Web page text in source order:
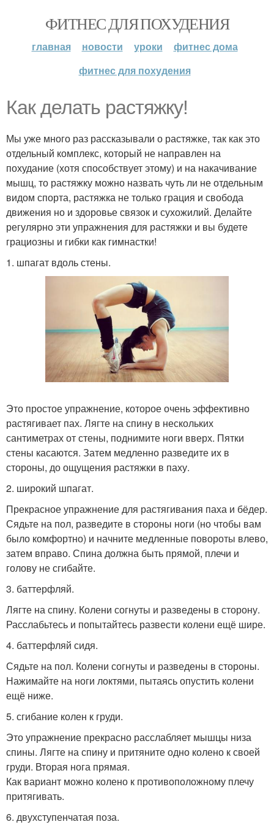
ФИТНЕС ДЛЯ ПОХУДЕНИЯ
главная новости уроки
фитнес дома
фитнес для похудения
Как делать растяжку!
Мы уже много раз рассказывали о растяжке, так как это
отдельный комплекс, который не направлен на
похудание (хотя способствует этому) и на накачивание
мышц, то растяжку можно назвать чуть ли не отдельным
видом спорта, растяжка не только грация и свобода
движения но и здоровье связок и сухожилий. Делайте
регулярно эти упражнения для растяжки и вы будете
грациозны и гибки как гимнастки!
1. шпагат вдоль стены.
Это простое упражнение, которое очень эффективно
растягивает пах. Лягте на спину в нескольких
сантиметрах от стены, поднимите ноги вверх. Пятки
стены касаются. Затем медленно разведите их в
стороны, до ощущения растяжки в паху.
2. широкий шпагат.
Прекрасное упражнение для растягивания паха и бёдер.
Сядьте на пол, разведите в стороны ноги (но чтобы вам
было комфортно) и начните медленные повороты влево,
затем вправо. Спина должна быть прямой, плечи и
голову не сгибайте.
3. баттерфляй.
Лягте на спину. Колени согнуты и разведены в сторону.
Расслабьтесь и попытайтесь развести колени ещё шире.
4. баттерфляй сидя.
Сядьте на пол. Колени согнуты и разведены в стороны.
Нажимайте на ноги локтями, пытаясь опустить колени
ещё ниже.
5. сгибание колен к груди.
Это упражнение прекрасно расслабляет мышцы низа
спины. Лягте на спину и притяните одно колено к своей
груди. Вторая нога прямая.
Как вариант можно колено к противоположному плечу
притягивать.
6. двухступенчатая поза.